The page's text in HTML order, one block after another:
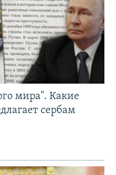
мира". Какие
сербам